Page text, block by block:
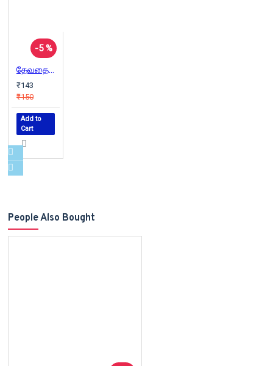
-5 %
தேவதையின் மச்சங்கள் கருநீலம்
₹143
₹150
Add to
Cart
People Also Bought